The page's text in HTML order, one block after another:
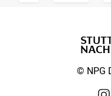
© NPG